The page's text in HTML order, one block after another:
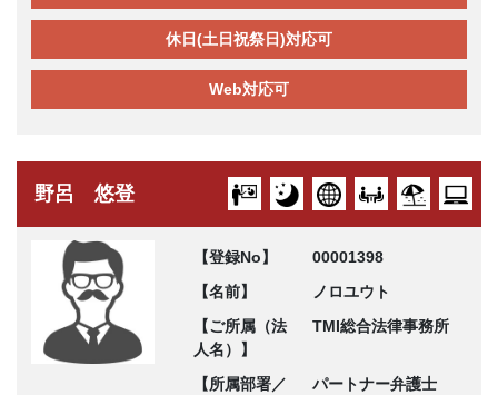
休日(土日祝祭日)対応可
Web対応可
野呂 悠登
【登録No】
00001398
【名前】
ノロユウト
【ご所属（法
人名）】
TMI総合法律事務所
【所属部署／
パートナー弁護士